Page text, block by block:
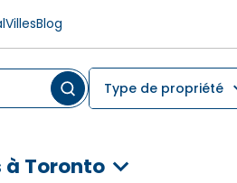
VillesBlog
Type de propriété
à Toronto